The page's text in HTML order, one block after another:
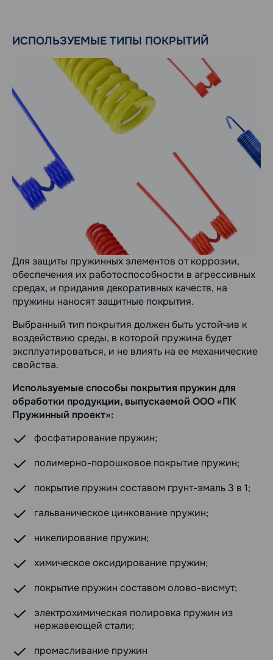
ИСПОЛЬЗУЕМЫЕ ТИПЫ ПОКРЫТИЙ
Для защиты пружинных элементов от коррозии,
обеспечения их работоспособности в агрессивных
средах, и придания декоративных качеств, на
пружины наносят защитные покрытия.
Выбранный тип покрытия должен быть устойчив к
воздействию среды, в которой пружина будет
эксплуатироваться, и не влиять на ее механические
свойства.
Используемые способы покрытия пружин для
обработки продукции, выпускаемой ООО «ПК
Пружинный проект»:
фосфатирование пружин;
полимерно-порошковое покрытие пружин;
покрытие пружин составом грунт-эмаль 3 в 1;
гальваническое цинкование пружин;
никелирование пружин;
химическое оксидирование пружин;
покрытие пружин составом олово-висмут;
электрохимическая полировка пружин из
нержавеющей стали;
промасливание пружин